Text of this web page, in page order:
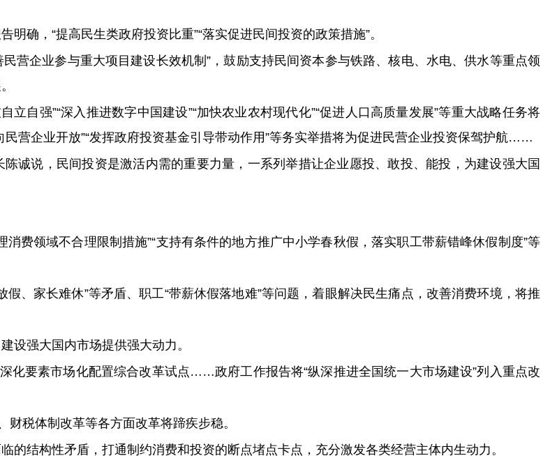
确，“提高民生类政府投资比重”“落实促进民间投资的政策措施”。
营企业参与重大项目建设长效机制”，鼓励支持民间资本参与铁路、核电、水电、供水等重点领
立自强”“深入推进数字中国建设”“加快农业农村现代化”“促进人口高质量发展”等重大战略任务将
营企业开放”“发挥政府投资基金引导带动作用”等务实举措将为促进民营企业投资保驾护航……
诚说，民间投资是激活内需的重要力量，一系列举措让企业愿投、敢投、能投，为建设强大国
费领域不合理限制措施”“支持有条件的地方推广中小学春秋假，落实职工带薪错峰休假制度”等
、家长难休”等矛盾、职工“带薪休假落地难”等问题，着眼解决民生痛点，改善消费环境，将推
设强大国内市场提供强大动力。
化要素市场化配置综合改革试点……政府工作报告将“纵深推进全国统一大市场建设”列入重点改
财税体制改革等各方面改革将蹄疾步稳。
的结构性矛盾，打通制约消费和投资的断点堵点卡点，充分激发各类经营主体内生动力。